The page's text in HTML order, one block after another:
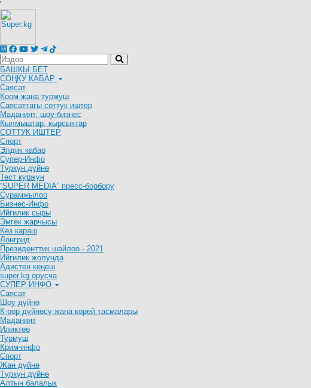
'
БАШКЫ БЕТ
СОҢКУ КАБАР
Саясат
Коом жана турмуш
Саясаттагы соттук иштер
Маданият, шоу-бизнес
Кылмыштар, кырсыктар
СОТТУК ИШТЕР
Спорт
Элдик кабар
Супер-Инфо
Түркүн дүйнө
Тест куржун
“SUPER MEDIA” пресс-борбору
Сурамжылоо
Бизнес-Инфо
Ийгилик сыры
Эмгек жарчысы
Көз караш
Лонгрид
Президенттик шайлоо - 2021
Ийгилик жолунда
Адистен кеңеш
super.kg орусча
СУПЕР-ИНФО
Саясат
Шоу дүйнө
К-рор дүйнөсү жана корей тасмалары
Маданият
Иликтөө
Турмуш
Крим-инфо
Спорт
Жан дүйнө
Түркүн дүйнө
Алтын балалык